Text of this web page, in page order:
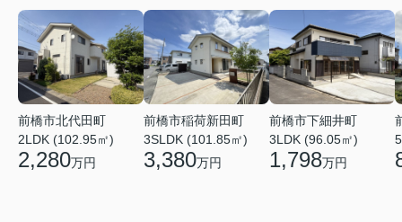
前橋市北代田町
2LDK (102.95㎡)
2,280万円
前橋市稲荷新田町
3SLDK (101.85㎡)
3,380万円
前橋市下細井町
3LDK (96.05㎡)
1,798万円